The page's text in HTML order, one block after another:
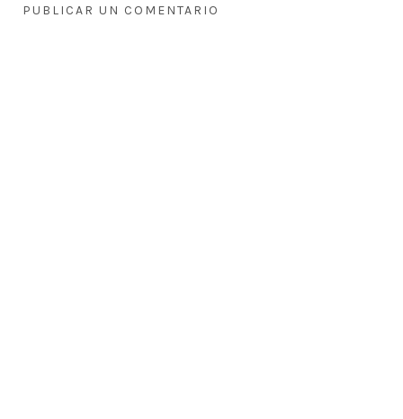
PUBLICAR UN COMENTARIO